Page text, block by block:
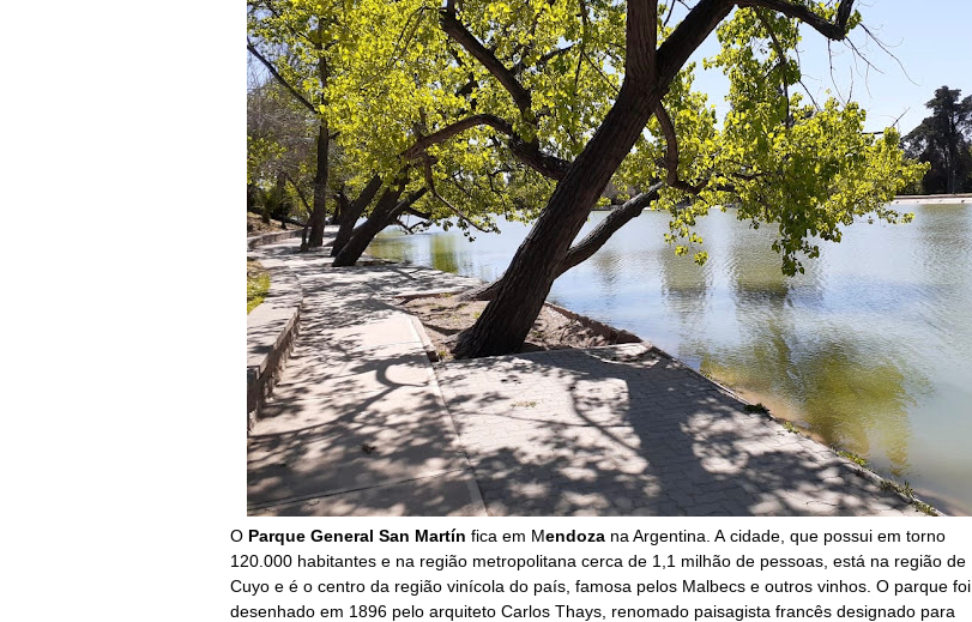
O Parque General San Martín fica em Mendoza na Argentina. A cidade, que possui em torno
120.000 habitantes e na região metropolitana cerca de 1,1 milhão de pessoas, está na região de
Cuyo e é o centro da região vinícola do país, famosa pelos Malbecs e outros vinhos. O parque foi
desenhado em 1896 pelo arquiteto Carlos Thays, renomado paisagista francês designado para